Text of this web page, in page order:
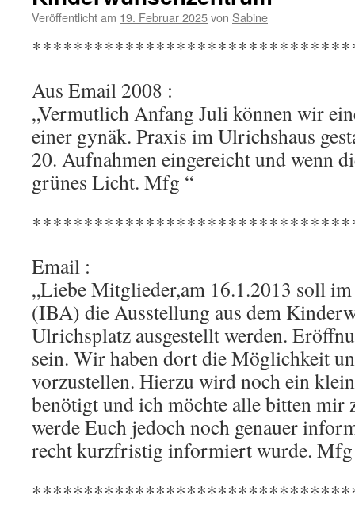
Veröffentlicht am 19. Februar 2025von Sabine
Aus Email 2008 :
„Vermutlich Anfang Juli können wir
einer gynäk. Praxis im Ulrichshaus
20. Aufnahmen eingereicht und wenn
grünes Licht. Mfg “
Email :
„Liebe Mitglieder,am 16.1.2013 soll
(IBA) die Ausstellung aus dem
Ulrichsplatz ausgestellt werden.
sein. Wir haben dort die Möglichkeit
vorzustellen. Hierzu wird noch ein
benötigt und ich möchte alle bitten mir
werde Euch jedoch noch genauer
recht kurzfristig informiert wurde. Mfg